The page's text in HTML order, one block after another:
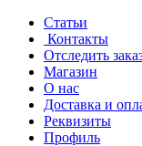
Перейти
навигации
Перейти
содержанию
Статьи
Контакты
Отследить
Магазин
О нас
Доставка и
Реквизиты
Профиль